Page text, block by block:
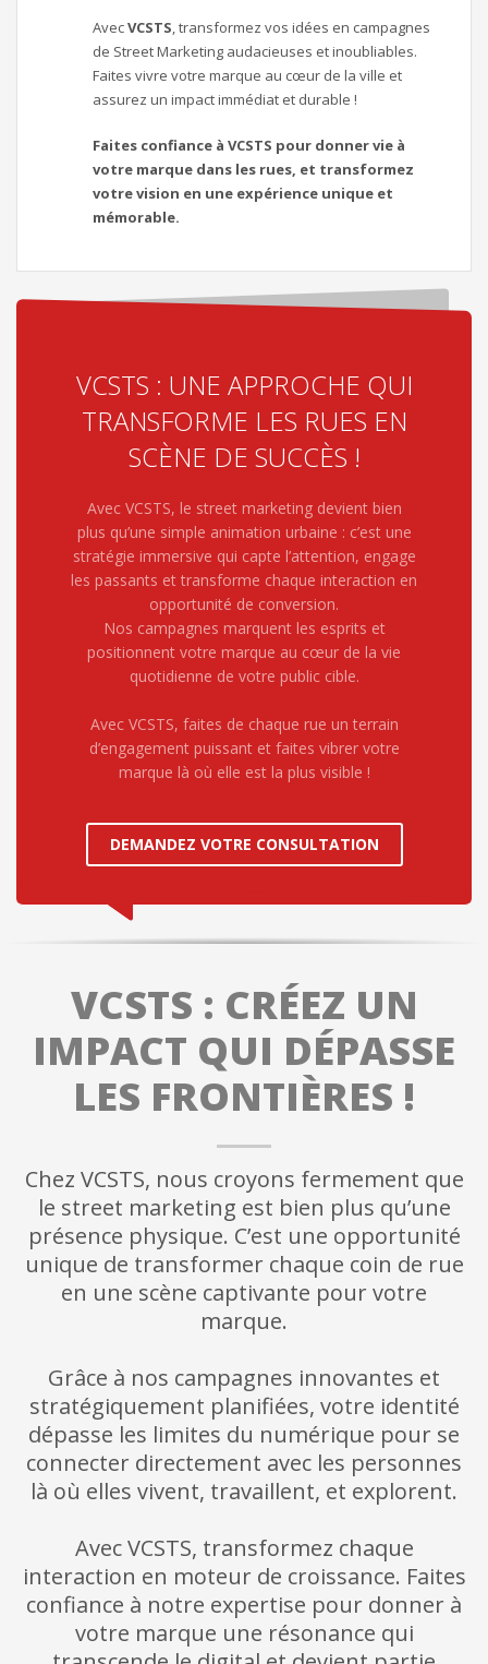
AvecVCSTS, transformez vos idées en campagnes
de Street Marketing audacieuses et inoubliables.
Faites vivre votre marque au cœur de la ville et
assurez un impact immédiat et durable !
Faites confiance à VCSTS pour donner vie à
votre marque dans les rues, et transformez
votre vision en une expérience unique et
mémorable.
VCSTS : UNE APPROCHE QUI
TRANSFORME LES RUES EN
SCÈNE DE SUCCÈS !
Avec VCSTS, le street marketing devient bien
plus qu’une simple animation urbaine : c’est une
stratégie immersive qui capte l’attention, engage
les passants et transforme chaque interaction en
opportunité de conversion.
Nos campagnes marquent les esprits et
positionnent votre marque au cœur de la vie
quotidienne de votre public cible.
Avec VCSTS, faites de chaque rue un terrain
d’engagement puissant et faites vibrer votre
marque là où elle est la plus visible !
DEMANDEZ VOTRE CONSULTATION
VCSTS : CRÉEZ UN
IMPACT QUI DÉPASSE
LES FRONTIÈRES !
Chez VCSTS, nous croyons fermement que
le street marketing est bien plus qu’une
présence physique. C’est une opportunité
unique de transformer chaque coin de rue
en une scène captivante pour votre
marque.
Grâce à nos campagnes innovantes et
stratégiquement planifiées, votre identité
dépasse les limites du numérique pour se
connecter directement avec les personnes
là où elles vivent, travaillent, et explorent.
Avec VCSTS, transformez chaque
interaction en moteur de croissance. Faites
confiance à notre expertise pour donner à
votre marque une résonance qui